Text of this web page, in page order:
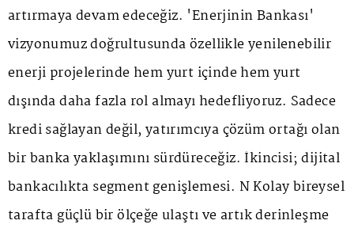
artırmaya devam edeceğiz. 'Enerjinin Bankası'
vizyonumuz doğrultusunda özellikle yenilenebilir
enerji projelerinde hem yurt içinde hem yurt
dışında daha fazla rol almayı hedefliyoruz. Sadece
kredi sağlayan değil, yatırımcıya çözüm ortağı olan
bir banka yaklaşımını sürdüreceğiz. İkincisi; dijital
bankacılıkta segment genişlemesi. N Kolay bireysel
tarafta güçlü bir ölçeğe ulaştı ve artık derinleşme